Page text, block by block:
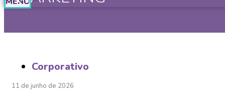
Corporativo
11 de junho de 2026